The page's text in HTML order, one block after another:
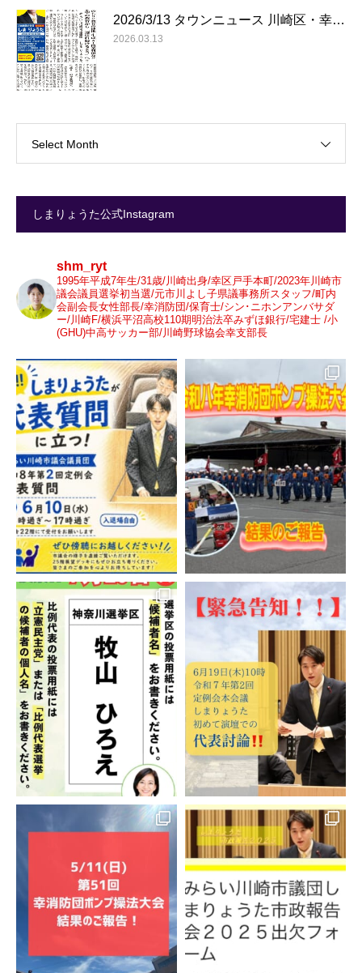
2026/3/13 タウンニュース 川崎区・幸…
2026.03.13
Select Month
しまりょうた公式Instagram
shm_ryt
1995年平成7年生/31歳/川崎出身/幸区戸手本町/2023年川崎市
議会議員選挙初当選/元市川よし子県議事務所スタッフ/町内
会副会長女性部長/幸消防団/保育士/シン･ニホンアンバサダ
ー/川崎F/横浜平沼高校110期明治法卒みずほ銀行/宅建士 /小
(GHU)中高サッカー部/川崎野球協会幸支部長